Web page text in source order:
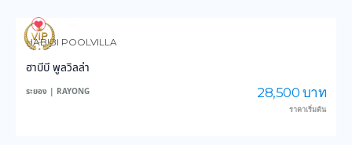
94
HABIBI POOLVILLA
ฮาบีบี พูลวิลล่า
ระยอง | RAYONG 28,500 บาท
ราคาเริ่มต้น